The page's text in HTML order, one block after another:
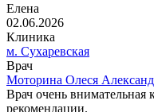
Елена
02.06.2026
Клиника
м. Сухаревская
Врач
Моторина Олеся
Врач очень внимательная
рекомендации.